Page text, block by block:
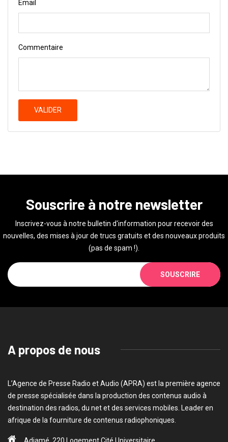
Email
Commentaire
VALIDER
Souscrire à notre newsletter
Inscrivez-vous à notre bulletin d'information pour recevoir des
nouvelles, des mises à jour de trucs gratuits et des nouveaux produits
(pas de spam !).
SOUSCRIRE
A propos de nous
L’Agence de Presse Radio et Audio (APRA) est la première agence
de presse spécialisée dans la production des contenus audio à
destination des radios, du net et des services mobiles. Leader en
afrique de la fourniture de contenus radiophoniques.
Adjamé, 220 Logement Cité Universitaire